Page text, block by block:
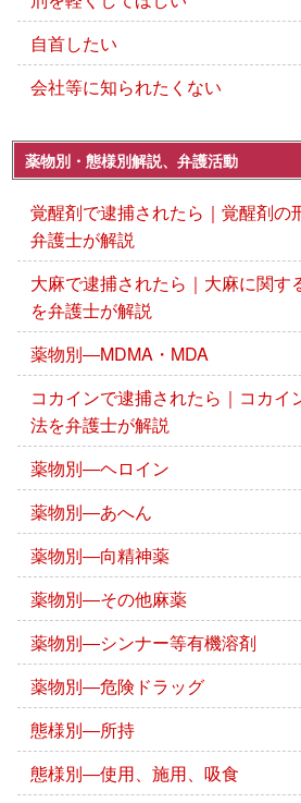
自首したい
会社等に知られたくない
薬物別・態様別解説、弁護活動
覚醒剤で逮捕されたら｜覚醒剤の
弁護士が解説
大麻で逮捕されたら｜大麻に関す
を弁護士が解説
薬物別―MDMA・MDA
コカインで逮捕されたら｜コカイ
法を弁護士が解説
薬物別―ヘロイン
薬物別―あへん
薬物別―向精神薬
薬物別―その他麻薬
薬物別―シンナー等有機溶剤
薬物別―危険ドラッグ
態様別―所持
態様別―使用、施用、吸食